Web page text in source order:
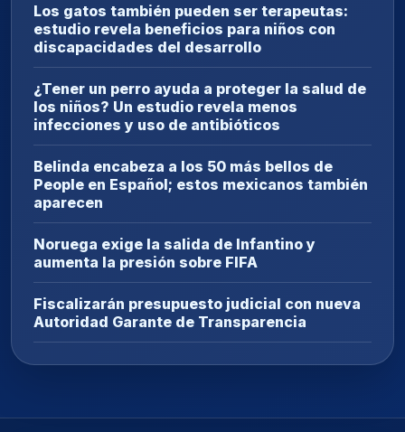
Los gatos también pueden ser terapeutas:
estudio revela beneficios para niños con
discapacidades del desarrollo
¿Tener un perro ayuda a proteger la salud de
los niños? Un estudio revela menos
infecciones y uso de antibióticos
Belinda encabeza a los 50 más bellos de
People en Español; estos mexicanos también
aparecen
Noruega exige la salida de Infantino y
aumenta la presión sobre FIFA
Fiscalizarán presupuesto judicial con nueva
Autoridad Garante de Transparencia